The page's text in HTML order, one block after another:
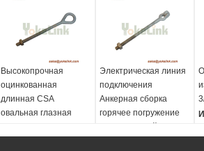
Высокопрочная
оцинкованная
длинная CSA
овальная глазная
Электрическая линия
подключения
Анкерная сборка
горячее погружение
оцинкованный